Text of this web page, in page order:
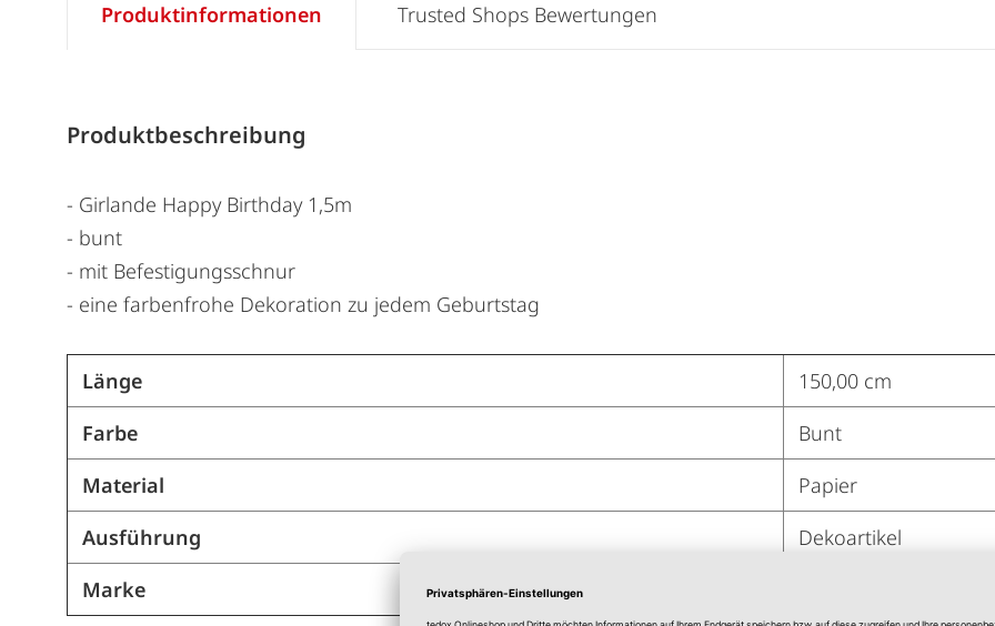
Produktinformationen
Produktbeschreibung
- Girlande Happy Birthday 1,5m
- bunt
- mit Befestigungsschnur
- eine farbenfrohe Dekoration zu jedem Geburtstag
Länge
150,00 cm
Farbe
Bunt
Material
Papier
Ausführung
Dekoartikel
Marke
Trusted Shops Bewertungen